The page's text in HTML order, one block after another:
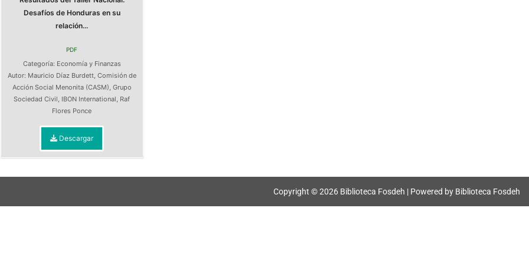
Desafíos de Honduras en su
relación...
PDF
Categoría: Economía y Finanzas
Autor: Mauricio Díaz Burdett, Comisión de
Acción Social Menonita (CASM), Grupo
Sociedad Civil, IBON International, Raf
Flores Ponce
Descargar
Copyright © 2026 Biblioteca Fosdeh | Powered by Biblioteca Fosdeh